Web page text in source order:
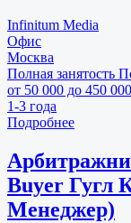
Infinitum Media
Офис
Москва
Полная занятость
от 50 000 до 450
1-3 года
Подробнее
Buyer Гугл
Менеджер)